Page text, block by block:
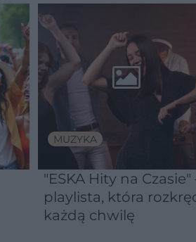
MUZYKA
"ESKA Hity na Czasie"
playlista, która
każdą chwilę